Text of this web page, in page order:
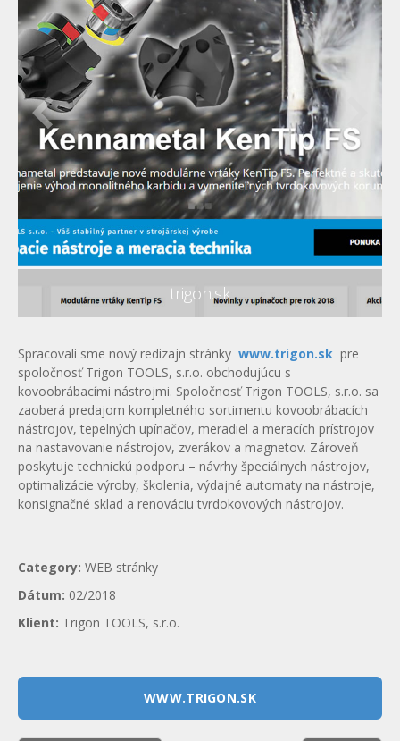
trigon.sk
Spracovali sme nový redizajn stránky www.trigon.sk pre
spoločnosť Trigon TOOLS, s.r.o. obchodujúcu s
kovoobrábacími nástrojmi. Spoločnosť Trigon TOOLS, s.r.o. sa
zaoberá predajom kompletného sortimentu kovoobrábacích
nástrojov, tepelných upínačov, meradiel a meracích prístrojov
na nastavovanie nástrojov, zverákov a magnetov. Zároveň
poskytuje technickú podporu – návrhy špeciálnych nástrojov,
optimalizácie výroby, školenia, výdajné automaty na nástroje,
konsignačné sklad a renováciu tvrdokovových nástrojov.
Category: WEB stránky
Dátum: 02/2018
Klient: Trigon TOOLS, s.r.o.
WWW.TRIGON.SK